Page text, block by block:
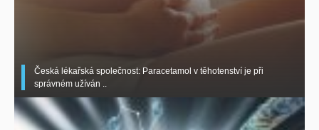
Česká lékařská společnost: Paracetamol v těhotenství je při
správném užíván ..